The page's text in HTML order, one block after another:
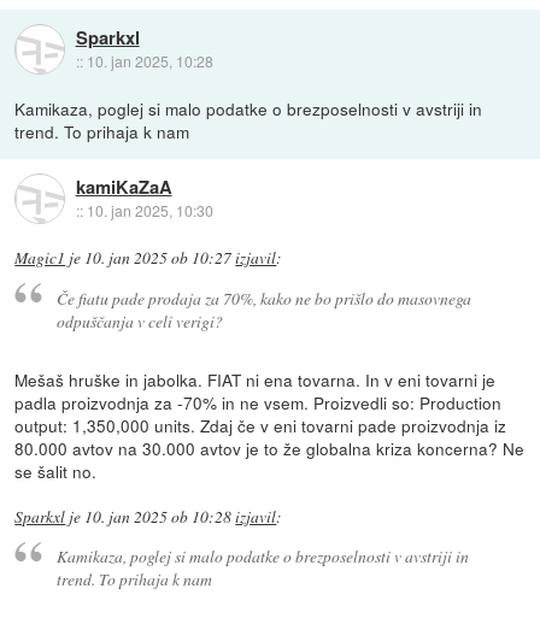
Sparkxl
:: 10. jan 2025, 10:28
Kamikaza, poglej si malo podatke o brezposelnosti v avstriji in
trend. To prihaja k nam
kamiKaZaA
:: 10. jan 2025, 10:30
Magic1 je 10. jan 2025 ob 10:27izjavil:
Če fiatu pade prodaja za 70%, kako ne bo prišlo do masovnega
odpuščanja v celi verigi?
Mešaš hruške in jabolka. FIAT ni ena tovarna. In v eni tovarni je
padla proizvodnja za -70% in ne vsem. Proizvedli so: Production
output: 1,350,000 units. Zdaj če v eni tovarni pade proizvodnja iz
80.000 avtov na 30.000 avtov je to že globalna kriza koncerna? Ne
se šalit no.
Sparkxl je 10. jan 2025 ob 10:28izjavil:
Kamikaza, poglej si malo podatke o brezposelnosti v avstriji in
trend. To prihaja k nam